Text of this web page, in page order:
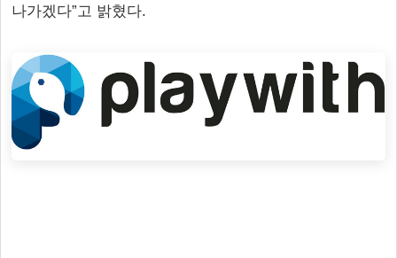
나가겠다”고 밝혔다.